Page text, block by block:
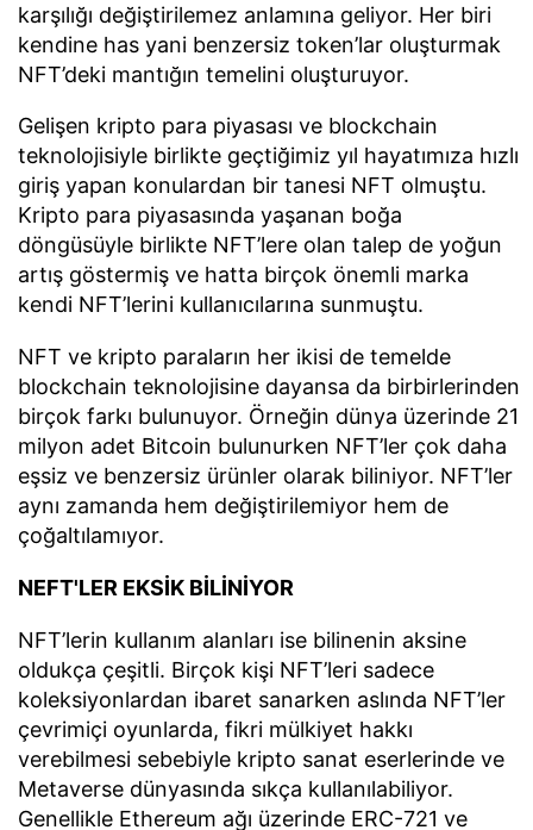
karşılığı değiştirilemez anlamına geliyor. Her biri
kendine has yani benzersiz token’lar oluşturmak
NFT’deki mantığın temelini oluşturuyor.
Gelişen kripto para piyasası ve blockchain
teknolojisiyle birlikte geçtiğimiz yıl hayatımıza hızlı
giriş yapan konulardan bir tanesi NFT olmuştu.
Kripto para piyasasında yaşanan boğa
döngüsüyle birlikte NFT’lere olan talep de yoğun
artış göstermiş ve hatta birçok önemli marka
kendi NFT’lerini kullanıcılarına sunmuştu.
NFT ve kripto paraların her ikisi de temelde
blockchain teknolojisine dayansa da birbirlerinden
birçok farkı bulunuyor. Örneğin dünya üzerinde 21
milyon adet Bitcoin bulunurken NFT’ler çok daha
eşsiz ve benzersiz ürünler olarak biliniyor. NFT’ler
aynı zamanda hem değiştirilemiyor hem de
çoğaltılamıyor.
NEFT'LER EKSİK BİLİNİYOR
NFT’lerin kullanım alanları ise bilinenin aksine
oldukça çeşitli. Birçok kişi NFT’leri sadece
koleksiyonlardan ibaret sanarken aslında NFT’ler
çevrimiçi oyunlarda, fikri mülkiyet hakkı
verebilmesi sebebiyle kripto sanat eserlerinde ve
Metaverse dünyasında sıkça kullanılabiliyor.
Genellikle Ethereum ağı üzerinde ERC-721 ve